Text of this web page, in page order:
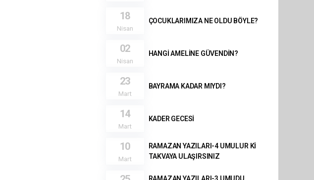
18
Nisan
ÇOCUKLARIMIZA NE OLDU BÖYLE?
02
Nisan
HANGİ AMELİNE GÜVENDİN?
23
Mart
BAYRAMA KADAR MIYDI?
14
Mart
KADER GECESİ
10
Mart
RAMAZAN YAZILARI-4 UMULUR Kİ
TAKVAYA ULAŞIRSINIZ